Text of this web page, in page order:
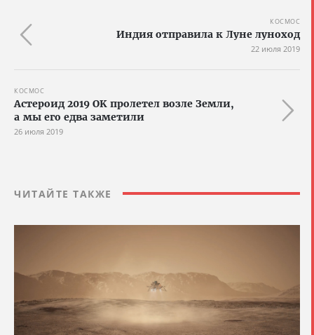
КОСМОС
Индия отправила к Луне луноход
22 июля 2019
КОСМОС
Астероид 2019 OK пролетел возле Земли,
а мы его едва заметили
26 июля 2019
ЧИТАЙТЕ ТАКЖЕ